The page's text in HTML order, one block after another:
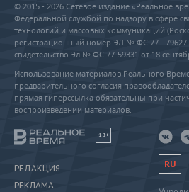
© 2015 - 2026 Сетевое издание «Реальное
Федеральной службой по надзору в сфере
технологий и массовых коммуникаций
регистрационный номер ЭЛ № ФС 77 - 79627
свидетельство Эл № ФС 77-59331 от 18
Использование материалов Реального
предварительного согласия
прямая гиперссылка обязательны при
воспроизведении материалов.
18+
РЕДАКЦИЯ
РЕКЛАМА
RU